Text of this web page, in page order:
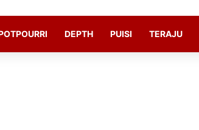
DEPTH PUISI TERAJU